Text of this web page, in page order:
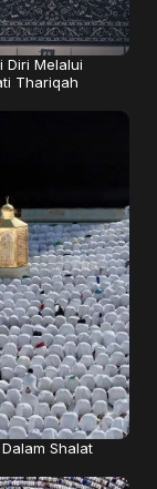
Diri Melalui
Thariqah
Shalat